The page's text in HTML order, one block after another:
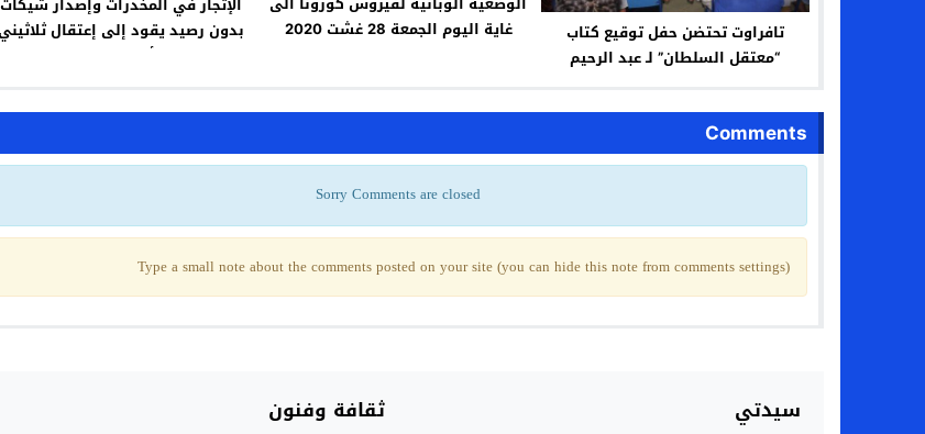
تافراوت تحتضن حفل ﺗﻮﻗﻴﻊ ﻛﺘﺎﺏ
“معتقل السلطان” لـ عبد الرحيم
غاية اليوم الجمعة 28 غشت 2020
بدون رصيد يقود إلى إعتقال
بأولاد تايمة
Comments
Sorry Comments are closed
Type a small note about the comments posted on your site (you can hide this note from comments settings)
سيدتي ثقافة وفنون